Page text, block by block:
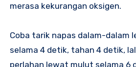
merasa kekurangan oksigen.
Coba tarik napas dalam-dalam
selama 4 detik, tahan 4 detik,
perlahan lewat mulut selama 6